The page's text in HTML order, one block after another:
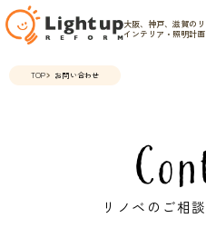
大阪、神戸、滋賀の
インテリア・照明計画
TOP お問い合わせ
リノベのご相